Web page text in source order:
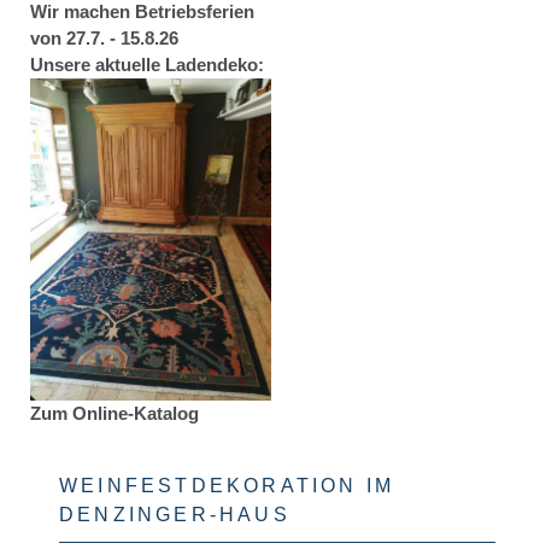
Wir machen Betriebsferien
von 27.7. - 15.8.26
Unsere aktuelle Ladendeko:
Zum Online-Katalog
WEINFESTDEKORATION IM
DENZINGER-HAUS